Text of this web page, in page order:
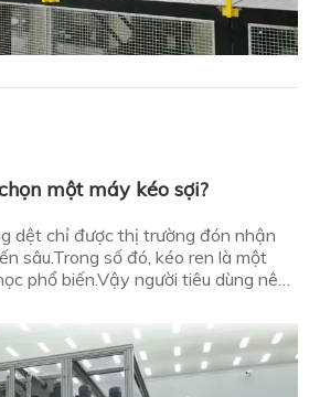
một máy kéo sợi?
dệt chỉ được thị trường đón nhận
sâu.Trong số đó, kéo ren là một
phổ biến.Vậy người tiêu dùng nên
sợi? Ưu điểm của máy kéo sợi là